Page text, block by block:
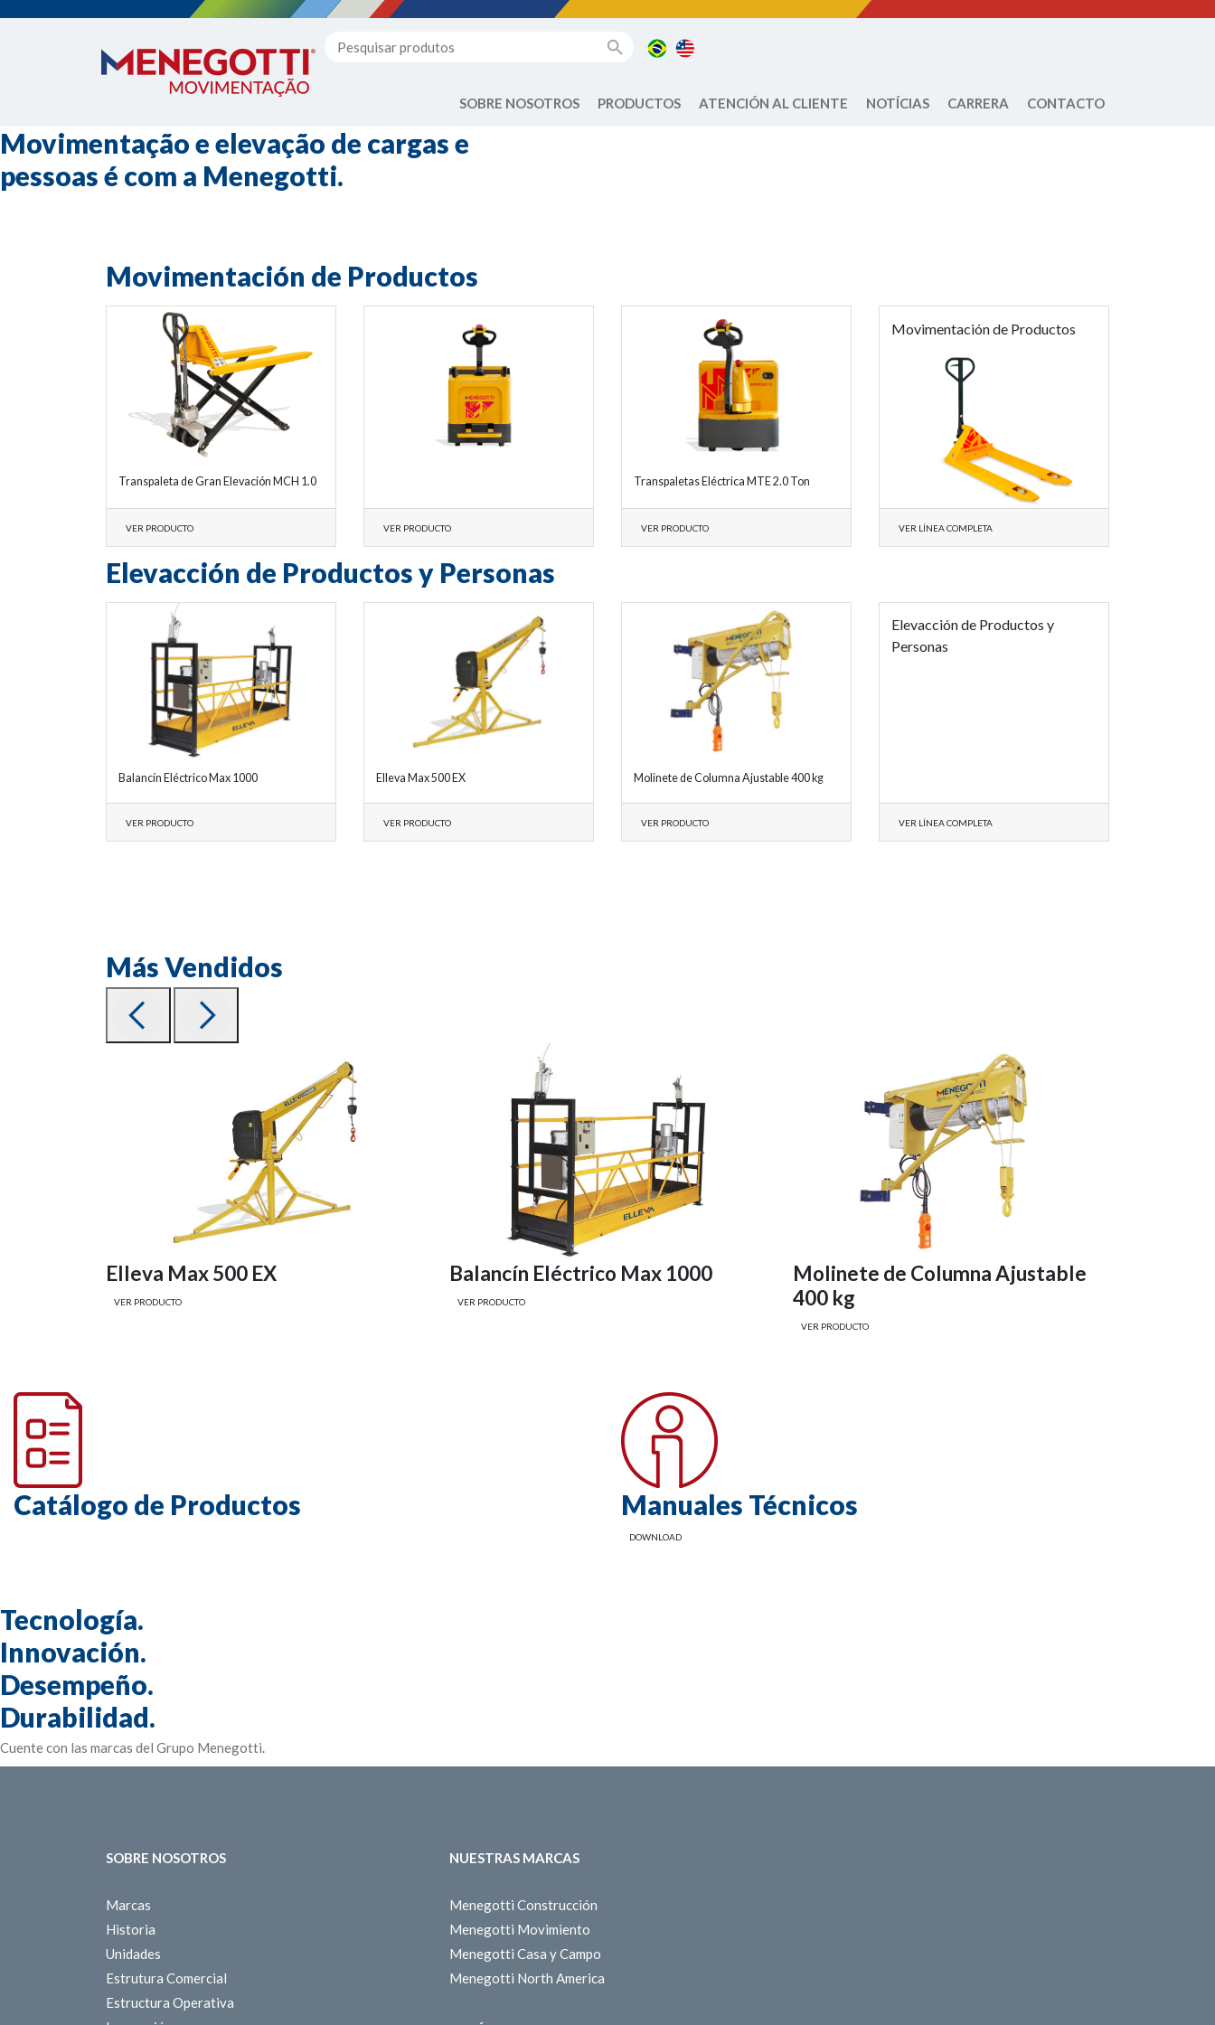
SOBRE NOSOTROS PRODUCTOS ATENCIÓN AL CLIENTE NOTÍCIAS CARRERA CONTACTO
Movimentação e elevação de cargas e
pessoas é com a Menegotti.
Movimentación de Productos
Transpaleta de Gran Elevación MCH 1.0
VER PRODUCTO VER PRODUCTO
Transpaletas Eléctrica MTE 2.0 Ton
VER PRODUCTO
Movimentación de Productos
VER LÍNEA COMPLETA
Elevacción de Productos y Personas
Balancín Eléctrico Max 1000
VER PRODUCTO
Elleva Max 500 EX
VER PRODUCTO
Molinete de Columna Ajustable 400 kg
VER PRODUCTO
Elevacción de Productos y
Personas
VER LÍNEA COMPLETA
Más Vendidos
Elleva Max 500 EX
VER PRODUCTO
Balancín Eléctrico Max 1000
VER PRODUCTO
Molinete de Columna Ajustable
400 kg
VER PRODUCTO
Catálogo de Productos Manuales Técnicos
DOWNLOAD
Tecnología.
Innovación.
Desempeño.
Durabilidad.
Cuente con las marcas del Grupo Menegotti.
SOBRE NOSOTROS
Marcas
Historia
Unidades
Estrutura Comercial
Estructura Operativa
NUESTRAS MARCAS
Menegotti Construcción
Menegotti Movimiento
Menegotti Casa y Campo
Menegotti North America